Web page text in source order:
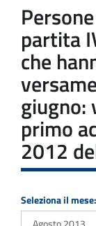
partita
che
primo
2012
Seleziona il mese: